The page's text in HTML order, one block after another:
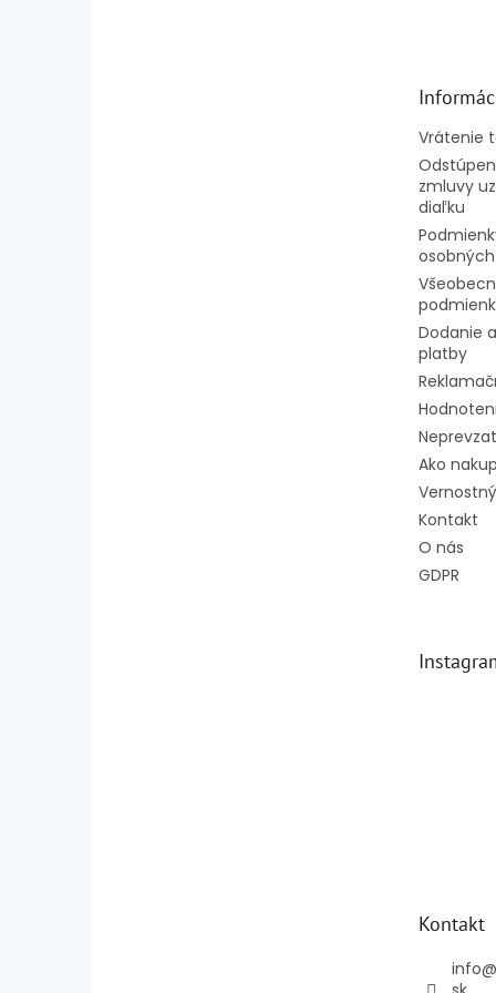
Vrátenie
zmluvy
diaľku
Dodanie
platby
Ako
Kontakt
O nás
GDPR
Kontakt
info@